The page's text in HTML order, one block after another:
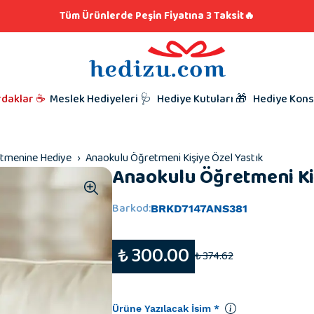
Tüm Ürünlerde Peşin Fiyatına 3 Taksit🔥
☕ Meslek Hediyeleri 🩺 Hediye Kutuları 🎁 Hediye
Taraftar
Hediyeleri
Kardeşe
Hediye Anaokulu Öğretmeni Kişiye Özel Yastık
Anaokulu Öğretmeni
Barkod:BRKD7147ANS381
₺ 300.00 ₺ 374.62
Ürüne Yazılacak İsim *